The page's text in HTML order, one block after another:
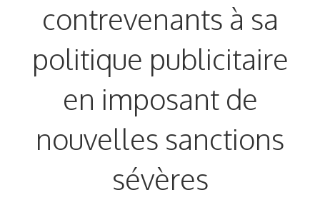
contrevenants à sa
politique publicitaire
en imposant de
nouvelles sanctions
sévères